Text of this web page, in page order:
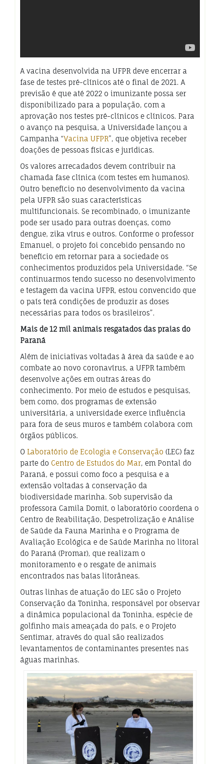
A vacina desenvolvida na UFPR deve encerrar a
fase de testes pré-clínicos até o final de 2021. A
previsão é que até 2022 o imunizante possa ser
disponibilizado para a população, com a
aprovação nos testes pré-clínicos e clínicos. Para
o avanço na pesquisa, a Universidade lançou a
Campanha “Vacina UFPR”, que objetiva receber
doações de pessoas físicas e jurídicas.
Os valores arrecadados devem contribuir na
chamada fase clínica (com testes em humanos).
Outro benefício no desenvolvimento da vacina
pela UFPR são suas características
multifuncionais. Se recombinado, o imunizante
pode ser usado para outras doenças, como
dengue, zika vírus e outros. Conforme o professor
Emanuel, o projeto foi concebido pensando no
benefício em retornar para a sociedade os
conhecimentos produzidos pela Universidade. “Se
continuarmos tendo sucesso no desenvolvimento
e testagem da vacina UFPR, estou convencido que
o país terá condições de produzir as doses
necessárias para todos os brasileiros”.
Mais de 12 mil animais resgatados das praias do
Paraná
Além de iniciativas voltadas à área da saúde e ao
combate ao novo coronavírus, a UFPR também
desenvolve ações em outras áreas do
conhecimento. Por meio de estudos e pesquisas,
bem como, dos programas de extensão
universitária, a universidade exerce influência
para fora de seus muros e também colabora com
órgãos públicos.
O Laboratório de Ecologia e Conservação (LEC) faz
parte do Centro de Estudos do Mar, em Pontal do
Paraná, e possui como foco a pesquisa e a
extensão voltadas à conservação da
biodiversidade marinha. Sob supervisão da
professora Camila Domit, o laboratório coordena o
Centro de Reabilitação, Despetrolização e Análise
de Saúde da Fauna Marinha e o Programa de
Avaliação Ecológica e de Saúde Marinha no litoral
do Paraná (Promar), que realizam o
monitoramento e o resgate de animais
encontrados nas baías litorâneas.
Outras linhas de atuação do LEC são o Projeto
Conservação da Toninha, responsável por observar
a dinâmica populacional da Toninha, espécie de
golfinho mais ameaçada do país, e o Projeto
Sentimar, através do qual são realizados
levantamentos de contaminantes presentes nas
águas marinhas.